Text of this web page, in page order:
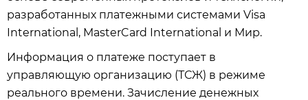
разработанных платежными системами Visa
International, MasterCard International и Мир.
Информация о платеже поступает в
управляющую организацию (ТСЖ) в режиме
реального времени. Зачисление денежных